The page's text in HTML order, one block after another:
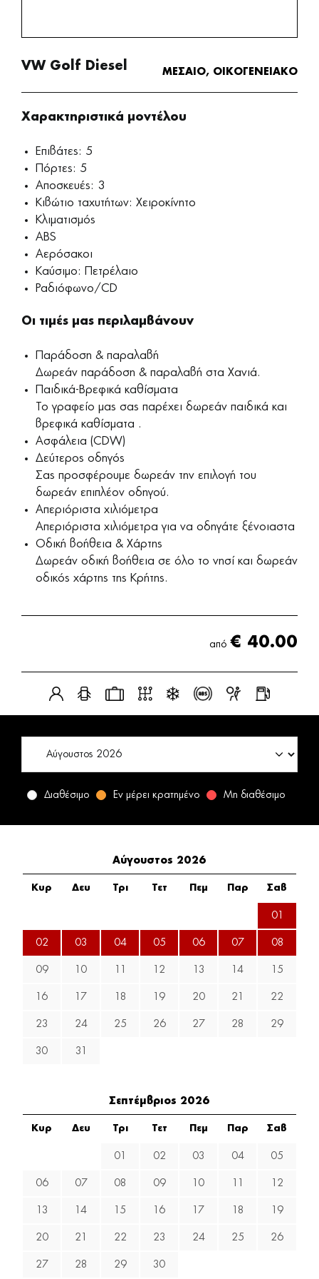
VW Golf Diesel ΜΕΣΑΙΟ, ΟΙΚΟΓΕΝΕΙΑΚΟ
Χαρακτηριστικά μοντέλου
Επιβάτες: 5
Πόρτες: 5
Αποσκευές: 3
Κιβώτιο ταχυτήτων: Χειροκίνητο
Κλιματισμός
ABS
Αερόσακοι
Καύσιμο: Πετρέλαιο
Ραδιόφωνο/CD
Οι τιμές μας περιλαμβάνουν
Παράδοση & παραλαβή
Δωρεάν παράδοση & παραλαβή στα Χανιά.
Παιδικά-Βρεφικά καθίσματα
Το γραφείο μας σας παρέχει δωρεάν παιδικά και
βρεφικά καθίσματα .
Ασφάλεια (CDW)
Δεύτερος οδηγός
Σας προσφέρουμε δωρεάν την επιλογή του
δωρεάν επιπλέον οδηγού.
Απεριόριστα χιλιόμετρα
Απεριόριστα χιλιόμετρα για να οδηγάτε ξένοιαστα
Οδική βοήθεια & Χάρτης
Δωρεάν οδική βοήθεια σε όλο το νησί και δωρεάν
οδικός χάρτης της Κρήτης.
από € 40.00
Διαθέσιμο Εν μέρει κρατημένο Μη διαθέσιμο
Αύγουστος 2026
Κυρ Δευ Τρι Τετ Πεμ Παρ Σαβ
01
02 03 04 05 06 07 08
09 10 12 13 14 15
16 17 18 19 20 21 22
23 24 25 26 27 28 29
30 31
Σεπτέμβριος 2026
Κυρ Δευ Τρι Τετ Πεμ Παρ Σαβ
01 02 03 04 05
06 07 08 09 10 12
13 14 15 16 17 18 19
20 21 22 23 24 25 26
27 28 29 30